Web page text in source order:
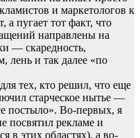
и маркетологов к
а пугает тот факт, что
направлены на
— скаредность,
лень и так далее «по
тех, кто решил, что еще
старческое нытье —
постыло». Во-первых, я
посвятил рекламе и
в этих областях), а во-